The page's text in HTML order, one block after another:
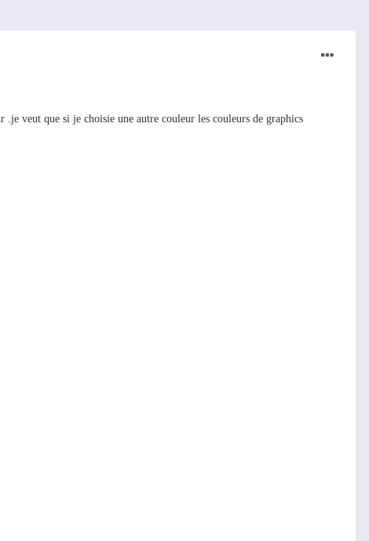
veut que si je choisie une autre couleur les couleurs de graphics